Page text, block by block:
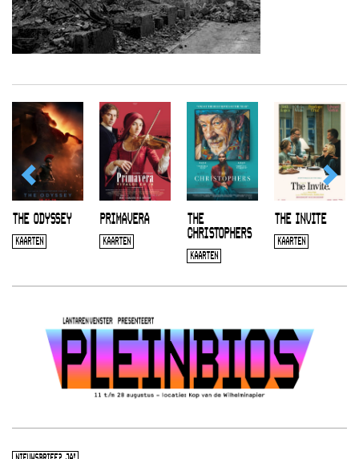
THE ODYSSEY
KAARTEN
PRIMAVERA
KAARTEN
THE
CHRISTOPHERS
KAARTEN
THE INVITE
KAARTEN